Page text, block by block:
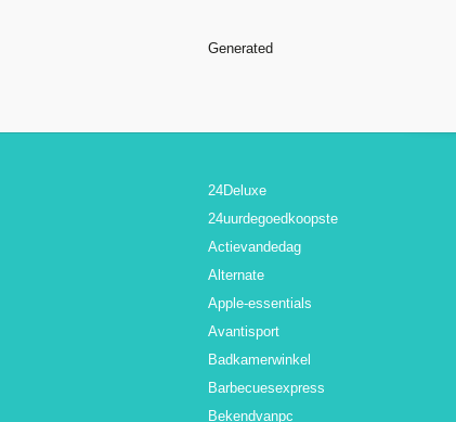
Generated
24Deluxe
24uurdegoedkoopste
Actievandedag
Alternate
Apple-essentials
Avantisport
Badkamerwinkel
Barbecuesexpress
Bekendvanpc